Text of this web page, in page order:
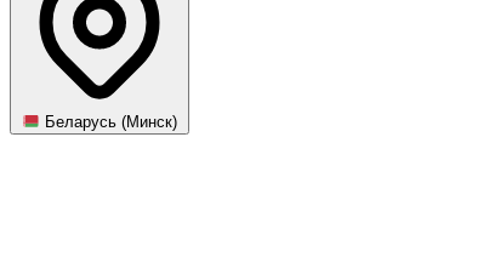
Беларусь (Минск)